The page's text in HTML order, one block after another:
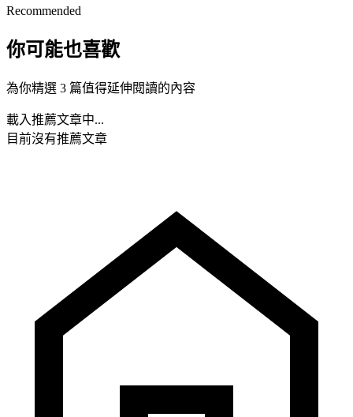
Recommended
你可能也喜歡
為你精選 3 篇值得延伸閱讀的內容
載入推薦文章中...
目前沒有推薦文章